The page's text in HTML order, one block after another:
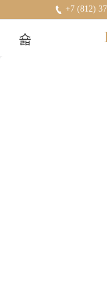
+7 (812)